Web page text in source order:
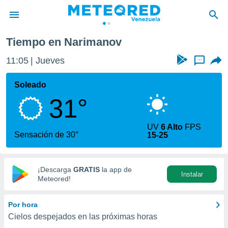
de
ha
calidad.
a este
las
y
digital
basada
Tiempo en Narimanov
11:05 Jueves ...
Soleado
31°
Sensación de 30°
UV6 Alto FPS
15-25
¡Descarga GRATIS la app de
Meteored!
Instalar
Por hora
Cielos despejados en las próximas horas